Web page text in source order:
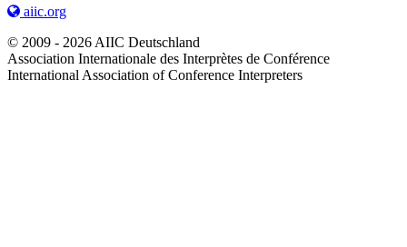
aiic.org
© 2009 - 2026 AIIC Deutschland
Association Internationale des Interprètes de Conférence
International Association of Conference Interpreters